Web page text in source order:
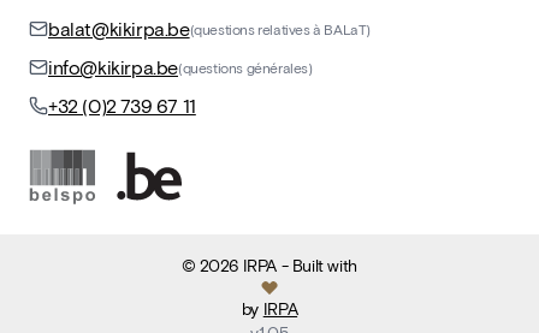
balat@kikirpa.be(questions relatives à BALaT)
info@kikirpa.be(questions générales)
+32 (0)2 739 67 11
©2026 IRPA- Built with
by IRPA